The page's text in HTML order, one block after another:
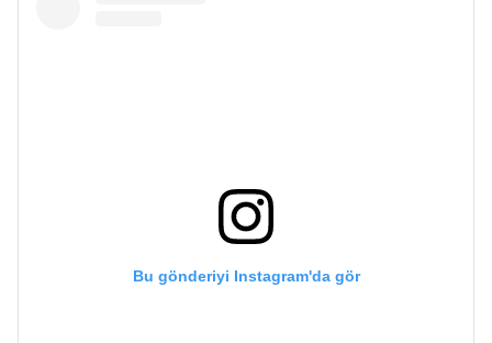
Bu gönderiyi Instagram'da gör